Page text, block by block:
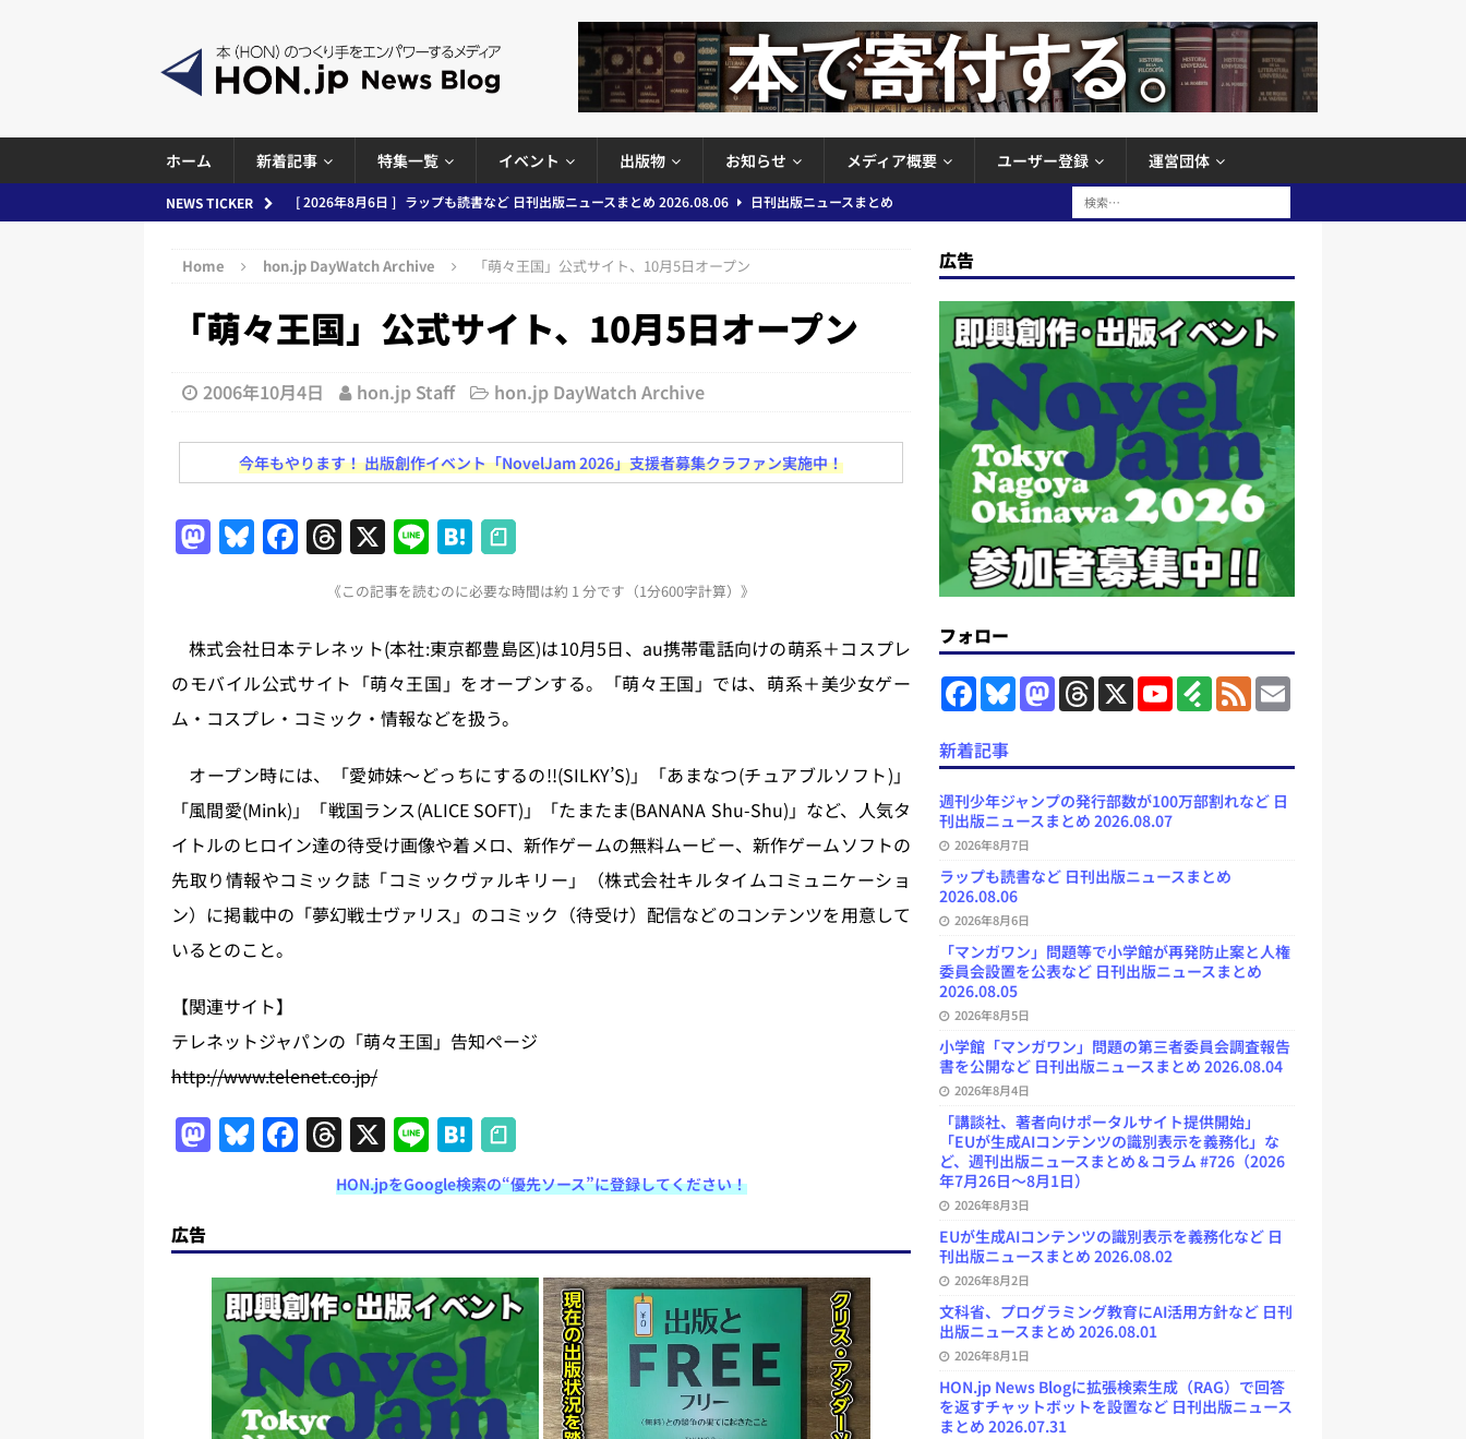
ホーム 新着記事 特集一覧 イベント 出版物 お知らせ メディア概要 ユーザー登録 運営団体
NEWS TICKER [ 2026年8月5日 ] 「マンガワン」問題等で小学館が再発防止案と人権委員会設置を公表など 日刊出版ニュ
[ 2026年8月4日 ] 小学館「マンガワン」問題の第三者委員会調査報告書を公開など 日刊出版ニュースまと
め 2026.08.04
日刊出版ニュースまとめ
[ 2026年8月3日 ] 「講談社、著者向けポータルサイト提供開始」「EUが生成AIコンテンツの識別表示を義
務化」など、週刊出版ニュースまとめ＆コラム #726（2026年7月26日～8月1日）
[ 2026年8月2日 ] EUが生成AIコンテンツの識別表示を義務化など 日刊出版ニュースまとめ 2026.08.02
[ 2026年8月1日 ] 文科省、プログラミング教育にAI活用方針など 日刊出版ニュースまとめ 2026.08.01
日刊出版ニュースまとめ 2026.07.31
日刊出版ニュースまとめ
[ 2026年7月30日 ] チャットボット（ベータ版）を公開しました
お知らせ
[ 2026年7月30日 ] ChatGPTが文体模写を拒否するようになど 日刊出版ニュースまとめ 2026.07.30
[ 2026年8月6日 ]
ラップも読書など 日刊出版ニュースまとめ 2026.08.06 日刊出版ニュースまとめ
Home hon.jp DayWatch Archive 「萌々王国」公式サイト、10月5日オープン
「萌々王国」公式サイト、10月5日オープン
2006年10月4日 hon.jp Staff hon.jp DayWatch Archive
今年もやります！ 出版創作イベント「NovelJam 2026」支援者募集クラファン実施中！
M
o
d
o
Bl
s
k
y
F
e
b
o
k
T
re
a
d
s
X Li
n
e
H
at
e
n
a
《この記事を読むのに必要な時間は約 1 分です（1分600字計算）》
株式会社日本テレネット(本社:東京都豊島区)は10月5日、au携帯電話向けの萌系＋コスプレ
のモバイル公式サイト「萌々王国」をオープンする。「萌々王国」では、萌系＋美少女ゲー
ム・コスプレ・コミック・情報などを扱う。
オープン時には、「愛姉妹～どっちにするの!!(SILKY’S)」「あまなつ(チュアブルソフト)」
「風間愛(Mink)」「戦国ランス(ALICE SOFT)」「たまたま(BANANA Shu-Shu)」など、人気タ
イトルのヒロイン達の待受け画像や着メロ、新作ゲームの無料ムービー、新作ゲームソフトの
先取り情報やコミック誌「コミックヴァルキリー」（株式会社キルタイムコミュニケーショ
ン）に掲載中の「夢幻戦士ヴァリス」のコミック（待受け）配信などのコンテンツを用意して
いるとのこと。
【関連サイト】
テレネットジャパンの「萌々王国」告知ページ
http://www.telenet.co.jp/
M
a
o
d
o
n
Bl
u
s
k
y
F
a
e
b
o
o
k
T
h
re
a
d
s
X Li
n
e
H
at
e
n
a
HON.jpをGoogle検索の“優先ソース”に登録してください！
広告
広告
フォロー
F
a
e
b
o
o
k
B
l
k
M
a
d
o
n
T
h
d
s
X
Y
o
b
e
C
n
F
e
y
F
e
E
m
新着記事
週刊少年ジャンプの発行部数が100万部割れなど 日
刊出版ニュースまとめ 2026.08.07
2026年8月7日
ラップも読書など 日刊出版ニュースまとめ
2026.08.06
2026年8月6日
「マンガワン」問題等で小学館が再発防止案と人権
委員会設置を公表など 日刊出版ニュースまとめ
2026.08.05
2026年8月5日
小学館「マンガワン」問題の第三者委員会調査報告
書を公開など 日刊出版ニュースまとめ 2026.08.04
2026年8月4日
「講談社、著者向けポータルサイト提供開始」
「EUが生成AIコンテンツの識別表示を義務化」な
ど、週刊出版ニュースまとめ＆コラム #726（2026
年7月26日～8月1日）
2026年8月3日
EUが生成AIコンテンツの識別表示を義務化など 日
刊出版ニュースまとめ 2026.08.02
2026年8月2日
文科省、プログラミング教育にAI活用方針など 日刊
出版ニュースまとめ 2026.08.01
2026年8月1日
HON.jp News Blogに拡張検索生成（RAG）で回答
を返すチャットボットを設置など 日刊出版ニュース
まとめ 2026.07.31